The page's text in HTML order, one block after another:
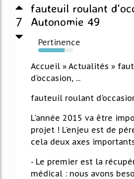
7
fauteuil roulant
Autonomie 49
Pertinence
75%
Accueil » Actualités »
d'occasion, ...
fauteuil roulant
L'année 2015 va être
projet ! L'enjeu est de
cela deux axes
- Le premier est la
médical : nous avons